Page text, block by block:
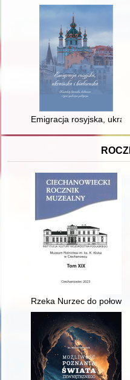
Emigracja rosyjska,
Rzeka Nurzec do połowy